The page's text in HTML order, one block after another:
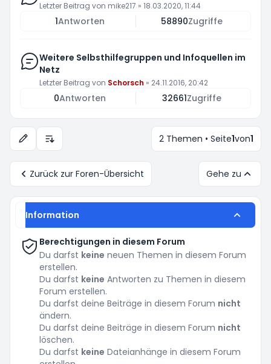
Letzter Beitrag von mike217 » 18.03.2020, 11:44
1Antworten 58890Zugriffe
Weitere Selbsthilfegruppen und Infoquellen im
Netz
Letzter Beitrag von Schorsch » 24.11.2016, 20:42
0Antworten 32661Zugriffe
Anzeige- und Sortierungs-Einstellungen
2 Themen • Seite1von1
Zurück zur Foren-Übersicht Gehe zu
Information
Berechtigungen in diesem Forum
Du darfst keine neuen Themen in diesem Forum
erstellen.
Du darfst keine Antworten zu Themen in diesem
Forum erstellen.
Du darfst deine Beiträge in diesem Forum nicht
ändern.
Du darfst deine Beiträge in diesem Forum nicht
löschen.
Du darfst keine Dateianhänge in diesem Forum